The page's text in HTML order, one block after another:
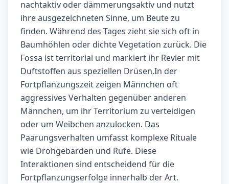
nachtaktiv oder dämmerungsaktiv und nutzt
ihre ausgezeichneten Sinne, um Beute zu
finden. Während des Tages zieht sie sich oft in
Baumhöhlen oder dichte Vegetation zurück. Die
Fossa ist territorial und markiert ihr Revier mit
Duftstoffen aus speziellen Drüsen.In der
Fortpflanzungszeit zeigen Männchen oft
aggressives Verhalten gegenüber anderen
Männchen, um ihr Territorium zu verteidigen
oder um Weibchen anzulocken. Das
Paarungsverhalten umfasst komplexe Rituale
wie Drohgebärden und Rufe. Diese
Interaktionen sind entscheidend für die
Fortpflanzungserfolge innerhalb der Art.